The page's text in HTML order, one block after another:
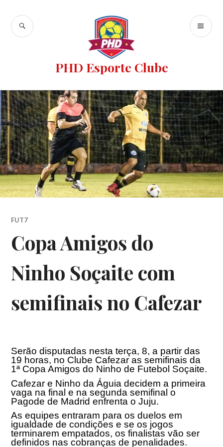
PHD Esporte Clube
FUT7
Copa Amigos do
Ninho Soçaite com
semifinais no Cafezar
Serão disputadas nesta terça, 8, a partir das
19 horas, no Clube Cafezar as semifinais da
1ª Copa Amigos do Ninho de Futebol Soçaite.
Cafezar e Ninho da Águia decidem a primeira
vaga na final e na segunda semifinal o
Pagode de Madrid enfrenta o Juju.
As equipes entraram para os duelos em
igualdade de condições e se os jogos
terminarem empatados, os finalistas vão ser
definidos nas cobranças de penalidades.